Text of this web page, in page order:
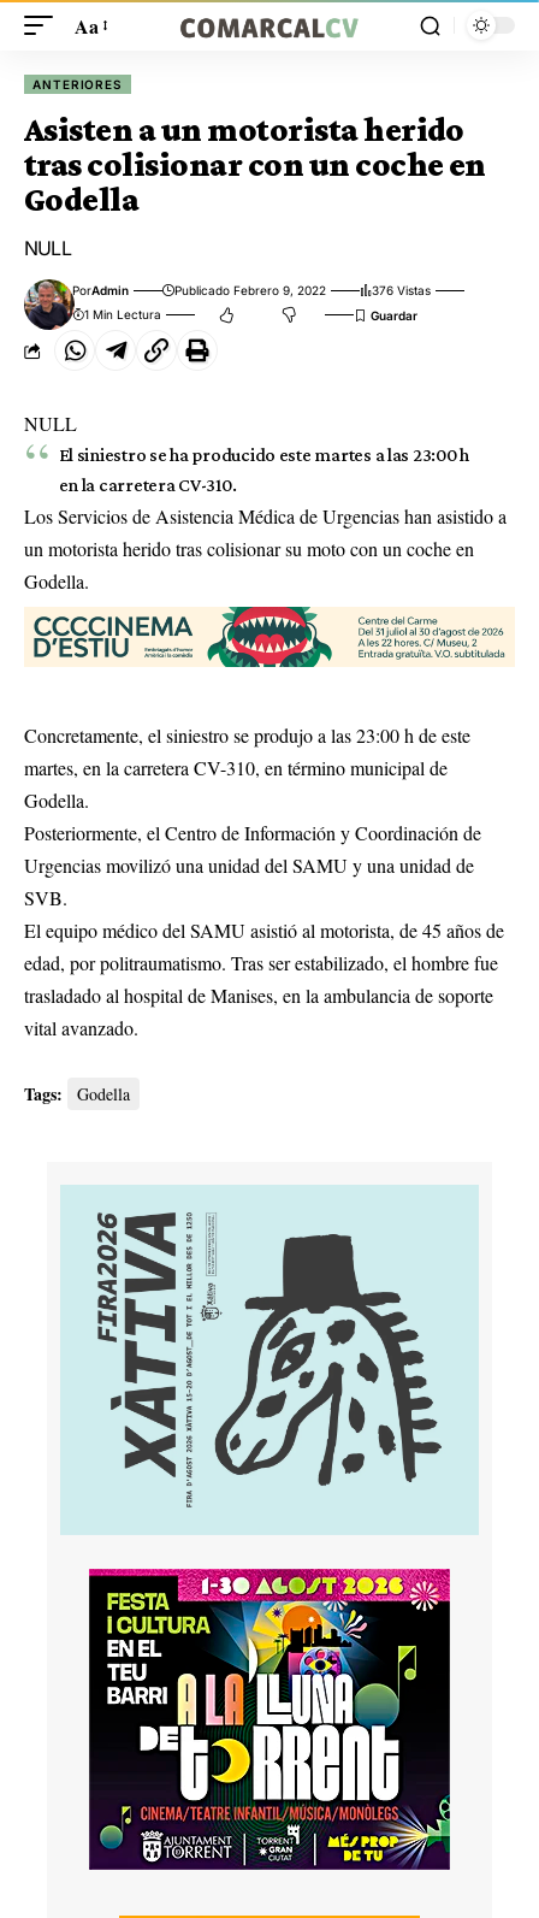
Aa
ANTERIORES
Asisten a un motorista herido
tras colisionar con un coche en
Godella
NULL
PorAdmin Publicado Febrero 9, 2022
376 Vistas
1 Min Lectura
NULL
El siniestro se ha producido este martes a las 23:00 h
en la carretera CV-310.
Los Servicios de Asistencia Médica de Urgencias han asistido a
un motorista herido tras colisionar su moto con un coche en
Godella.
Concretamente, el siniestro se produjo a las 23:00 h de este
martes, en la carretera CV-310, en término municipal de
Godella.
Posteriormente, el Centro de Información y Coordinación de
Urgencias movilizó una unidad del SAMU y una unidad de
SVB.
El equipo médico del SAMU asistió al motorista, de 45 años de
edad, por politraumatismo. Tras ser estabilizado, el hombre fue
trasladado al hospital de Manises, en la ambulancia de soporte
vital avanzado.
Tags: Godella